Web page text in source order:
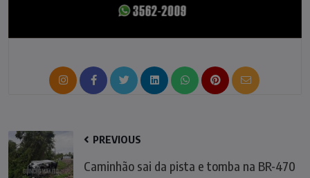
PREVIOUS
Caminhão sai da pista e tomba na BR-470